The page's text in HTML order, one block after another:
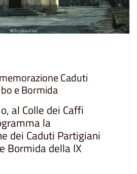
Caduti
e Bormida
al Colle dei Caffi
la
dei Caduti Partigiani
Bormida della IX